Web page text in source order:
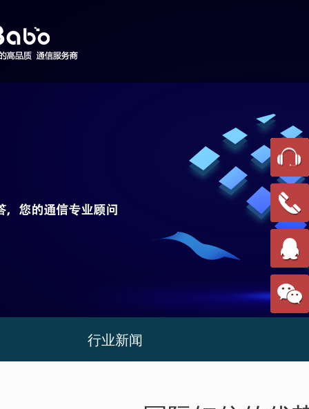
行业新闻